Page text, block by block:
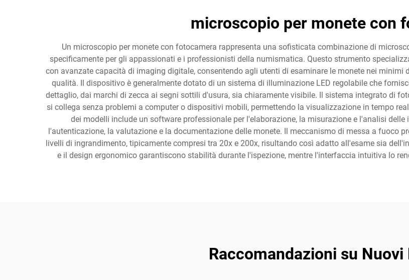
microscopio per monete con
Un microscopio per monete con fotocamera rappresenta una sofisticata combinazione di
specificamente per gli appassionati e i professionisti della numismatica. Questo strumento
con avanzate capacità di imaging digitale, consentendo agli utenti di esaminare le monete nei
qualità. Il dispositivo è generalmente dotato di un sistema di illuminazione LED regolabile che
dettaglio, dai marchi di zecca ai segni sottili d'usura, sia chiaramente visibile. Il sistema integrato di
si collega senza problemi a computer o dispositivi mobili, permettendo la visualizzazione in tempo
dei modelli include un software professionale per l'elaborazione, la misurazione e l'analisi
l'autenticazione, la valutazione e la documentazione delle monete. Il meccanismo di messa a fuoco
livelli di ingrandimento, tipicamente compresi tra 20x e 200x, risultando così adatto all'esame sia
e il design ergonomico garantiscono stabilità durante l'ispezione, mentre l'interfaccia intuitiva lo
Raccomandazioni su